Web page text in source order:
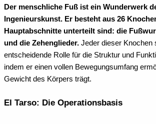
Der menschliche Fuß ist ein Wunderwerk
Ingenieurskunst. Er besteht aus 26
Hauptabschnitte unterteilt sind: die
und die Zehenglieder. Jeder dieser Knochen
entscheidende Rolle für die Struktur und
indem er einen vollen Bewegungsumfang
Gewicht des Körpers trägt.
El Tarso: Die Operationsbasis